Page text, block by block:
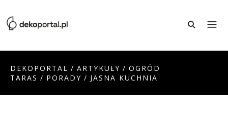
DEKOPORTAL / ARTYKUŁY / OGRÓD
TARAS / PORADY / JASNA KUCHNIA